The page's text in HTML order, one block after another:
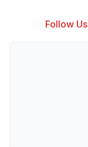
Follow